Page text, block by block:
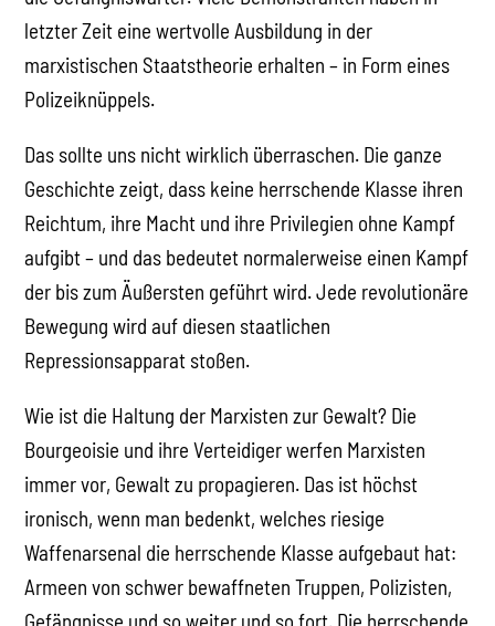
letzter Zeit eine wertvolle Ausbildung in der
marxistischen Staatstheorie erhalten – in Form eines
Polizeiknüppels.
Das sollte uns nicht wirklich überraschen. Die ganze
Geschichte zeigt, dass keine herrschende Klasse ihren
Reichtum, ihre Macht und ihre Privilegien ohne Kampf
aufgibt – und das bedeutet normalerweise einen Kampf
der bis zum Äußersten geführt wird. Jede revolutionäre
Bewegung wird auf diesen staatlichen
Repressionsapparat stoßen.
Wie ist die Haltung der Marxisten zur Gewalt? Die
Bourgeoisie und ihre Verteidiger werfen Marxisten
immer vor, Gewalt zu propagieren. Das ist höchst
ironisch, wenn man bedenkt, welches riesige
Waffenarsenal die herrschende Klasse aufgebaut hat:
Armeen von schwer bewaffneten Truppen, Polizisten,